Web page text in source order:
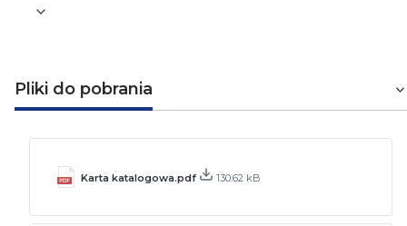
Pliki do pobrania
Karta katalogowa.pdf 130.62 kB